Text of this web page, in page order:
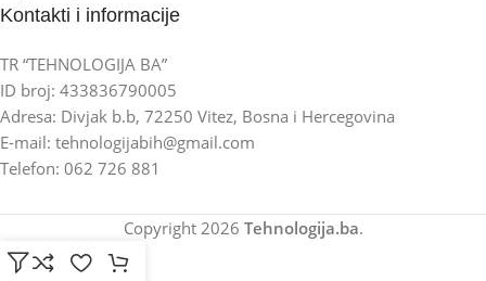
Kontakti i informacije
TR “TEHNOLOGIJA BA”
ID broj: 433836790005
Adresa: Divjak b.b, 72250 Vitez, Bosna i Hercegovina
E-mail: tehnologijabih@gmail.com
Telefon: 062 726 881
Copyright 2026 Tehnologija.ba.